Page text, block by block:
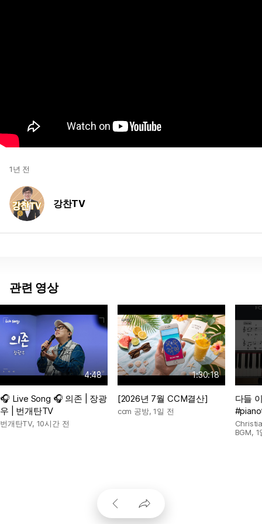
1년 전
강찬TV
관련 영상
4:48
🎧 Live Song 🎧 의존 | 장광
우 | 번개탄TV
번개탄TV, 10시간 전
1:30:18
[2026년 7월 CCM결산]
ccm 공방,1일 전
다들
BGM, 1